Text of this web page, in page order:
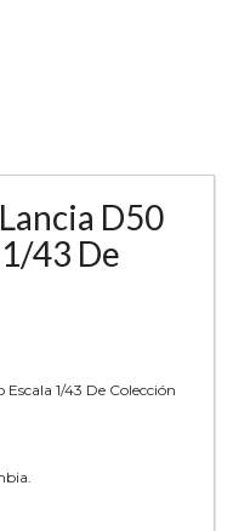
D50
43 De
1/43 De Colección